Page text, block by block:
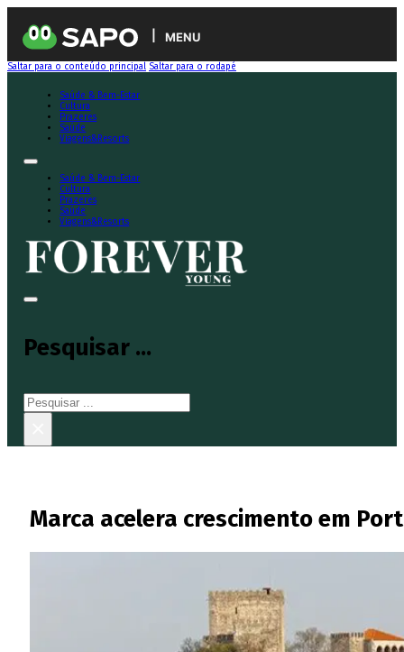
MENU
Saltar para o conteúdo principal Saltar para o rodapé
Saúde & Bem-Estar
Cultura
Prazeres
Saúde
Viagens&Resorts
Saúde & Bem-Estar
Cultura
Prazeres
Saúde
Viagens&Resorts
Pesquisar ...
Pesquisar
Marca acelera crescimento em